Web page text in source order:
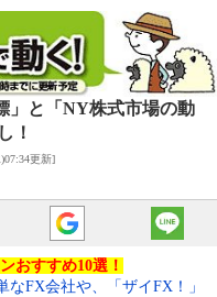
」と「NY株式市場の動
！
更新]
おすすめ10選！
FX会社や、「ザイFX！」